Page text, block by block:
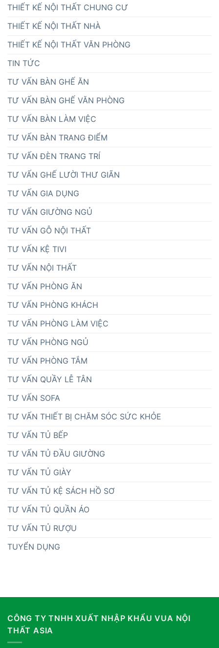
THIẾT KẾ NỘI THẤT CHUNG CƯ
THIẾT KẾ NỘI THẤT NHÀ
THIẾT KẾ NỘI THẤT VĂN PHÒNG
TIN TỨC
TƯ VẤN BÀN GHẾ ĂN
TƯ VẤN BÀN GHẾ VĂN PHÒNG
TƯ VẤN BÀN LÀM VIỆC
TƯ VẤN BÀN TRANG ĐIỂM
TƯ VẤN ĐÈN TRANG TRÍ
TƯ VẤN GHẾ LƯỜI THƯ GIÃN
TƯ VẤN GIA DỤNG
TƯ VẤN GIƯỜNG NGỦ
TƯ VẤN GỖ NỘI THẤT
TƯ VẤN KỆ TIVI
TƯ VẤN NỘI THẤT
TƯ VẤN PHÒNG ĂN
TƯ VẤN PHÒNG KHÁCH
TƯ VẤN PHÒNG LÀM VIỆC
TƯ VẤN PHÒNG NGỦ
TƯ VẤN PHÒNG TẮM
TƯ VẤN QUẦY LỄ TÂN
TƯ VẤN SOFA
TƯ VẤN THIẾT BỊ CHĂM SÓC SỨC KHỎE
TƯ VẤN TỦ BẾP
TƯ VẤN TỦ ĐẦU GIƯỜNG
TƯ VẤN TỦ GIÀY
TƯ VẤN TỦ KỆ SÁCH HỒ SƠ
TƯ VẤN TỦ QUẦN ÁO
TƯ VẤN TỦ RƯỢU
TUYỂN DỤNG
CÔNG TY TNHH XUẤT NHẬP KHẨU VUA NỘI
THẤT ASIA